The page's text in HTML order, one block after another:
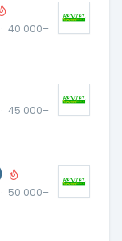
· 40 000–
· 45 000–
· 50 000–